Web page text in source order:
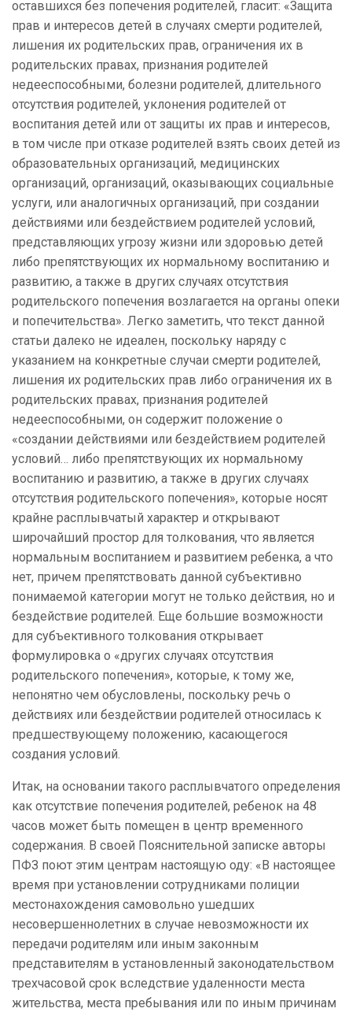
оставшихся без попечения родителей, гласит: «Защита
прав и интересов детей в случаях смерти родителей,
лишения их родительских прав, ограничения их в
родительских правах, признания родителей
недееспособными, болезни родителей, длительного
отсутствия родителей, уклонения родителей от
воспитания детей или от защиты их прав и интересов,
в том числе при отказе родителей взять своих детей из
образовательных организаций, медицинских
организаций, организаций, оказывающих социальные
услуги, или аналогичных организаций, при создании
действиями или бездействием родителей условий,
представляющих угрозу жизни или здоровью детей
либо препятствующих их нормальному воспитанию и
развитию, а также в других случаях отсутствия
родительского попечения возлагается на органы опеки
и попечительства». Легко заметить, что текст данной
статьи далеко не идеален, поскольку наряду с
указанием на конкретные случаи смерти родителей,
лишения их родительских прав либо ограничения их в
родительских правах, признания родителей
недееспособными, он содержит положение о
«создании действиями или бездействием родителей
условий… либо препятствующих их нормальному
воспитанию и развитию, а также в других случаях
отсутствия родительского попечения», которые носят
крайне расплывчатый характер и открывают
широчайший простор для толкования, что является
нормальным воспитанием и развитием ребенка, а что
нет, причем препятствовать данной субъективно
понимаемой категории могут не только действия, но и
бездействие родителей. Еще большие возможности
для субъективного толкования открывает
формулировка о «других случаях отсутствия
родительского попечения», которые, к тому же,
непонятно чем обусловлены, поскольку речь о
действиях или бездействии родителей относилась к
предшествующему положению, касающегося
создания условий.
Итак, на основании такого расплывчатого определения
как отсутствие попечения родителей, ребенок на 48
часов может быть помещен в центр временного
содержания. В своей Пояснительной записке авторы
ПФЗ поют этим центрам настоящую оду: «В настоящее
время при установлении сотрудниками полиции
местонахождения самовольно ушедших
несовершеннолетних в случае невозможности их
передачи родителям или иным законным
представителям в установленный законодательством
трехчасовой срок вследствие удаленности места
жительства, места пребывания или по иным причинам